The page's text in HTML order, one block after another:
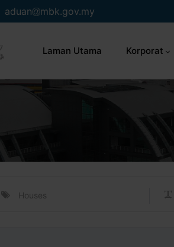
aduan mbk.gov.my
Laman Utama Korporat
Houses